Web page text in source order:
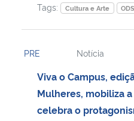
Tags:
Cultura e Arte
PRE Notícia
Viva o Campus,
Mulheres, mobiliza
celebra o